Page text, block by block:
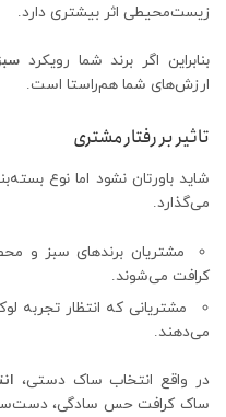
زیست‌محیطی اثر بیشتری دارد.
بنابراین اگر برند شما رویکرد
ارزش‌های شما هم‌راستا است.
تاثیر بر رفتار مشتری
شاید باورتان نشود اما نوع
می‌گذارد.
مشتریان برندهای سبز و
کرافت می‌شوند.
مشتریانی که انتظار تجربه
می‌دهند.
در واقع انتخاب ساک دستی،
ساک کرافت حس سادگی، دست‌ساز